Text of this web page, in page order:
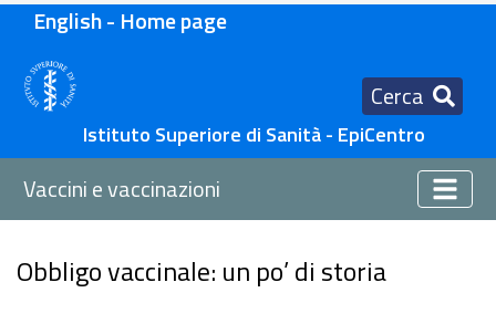
English - Home page
Cerca
Istituto Superiore di Sanità - EpiCentro
Vaccini e vaccinazioni
Obbligo vaccinale: un po’ di storia